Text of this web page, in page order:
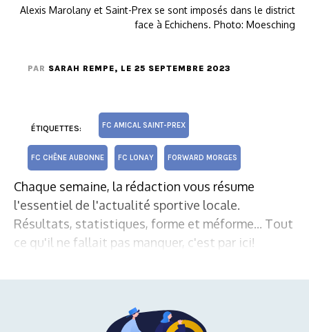
Alexis Marolany et Saint-Prex se sont imposés dans le district
face à Echichens. Photo: Moesching
PAR SARAH REMPE, LE 25 SEPTEMBRE 2023
ÉTIQUETTES: FC AMICAL SAINT-PREX
FC CHÊNE AUBONNE FC LONAY FORWARD MORGES
Chaque semaine, la rédaction vous résume
l'essentiel de l'actualité sportive locale.
Résultats, statistiques, forme et méforme... Tout
ce qu'il ne fallait pas manquer, c'est par ici!